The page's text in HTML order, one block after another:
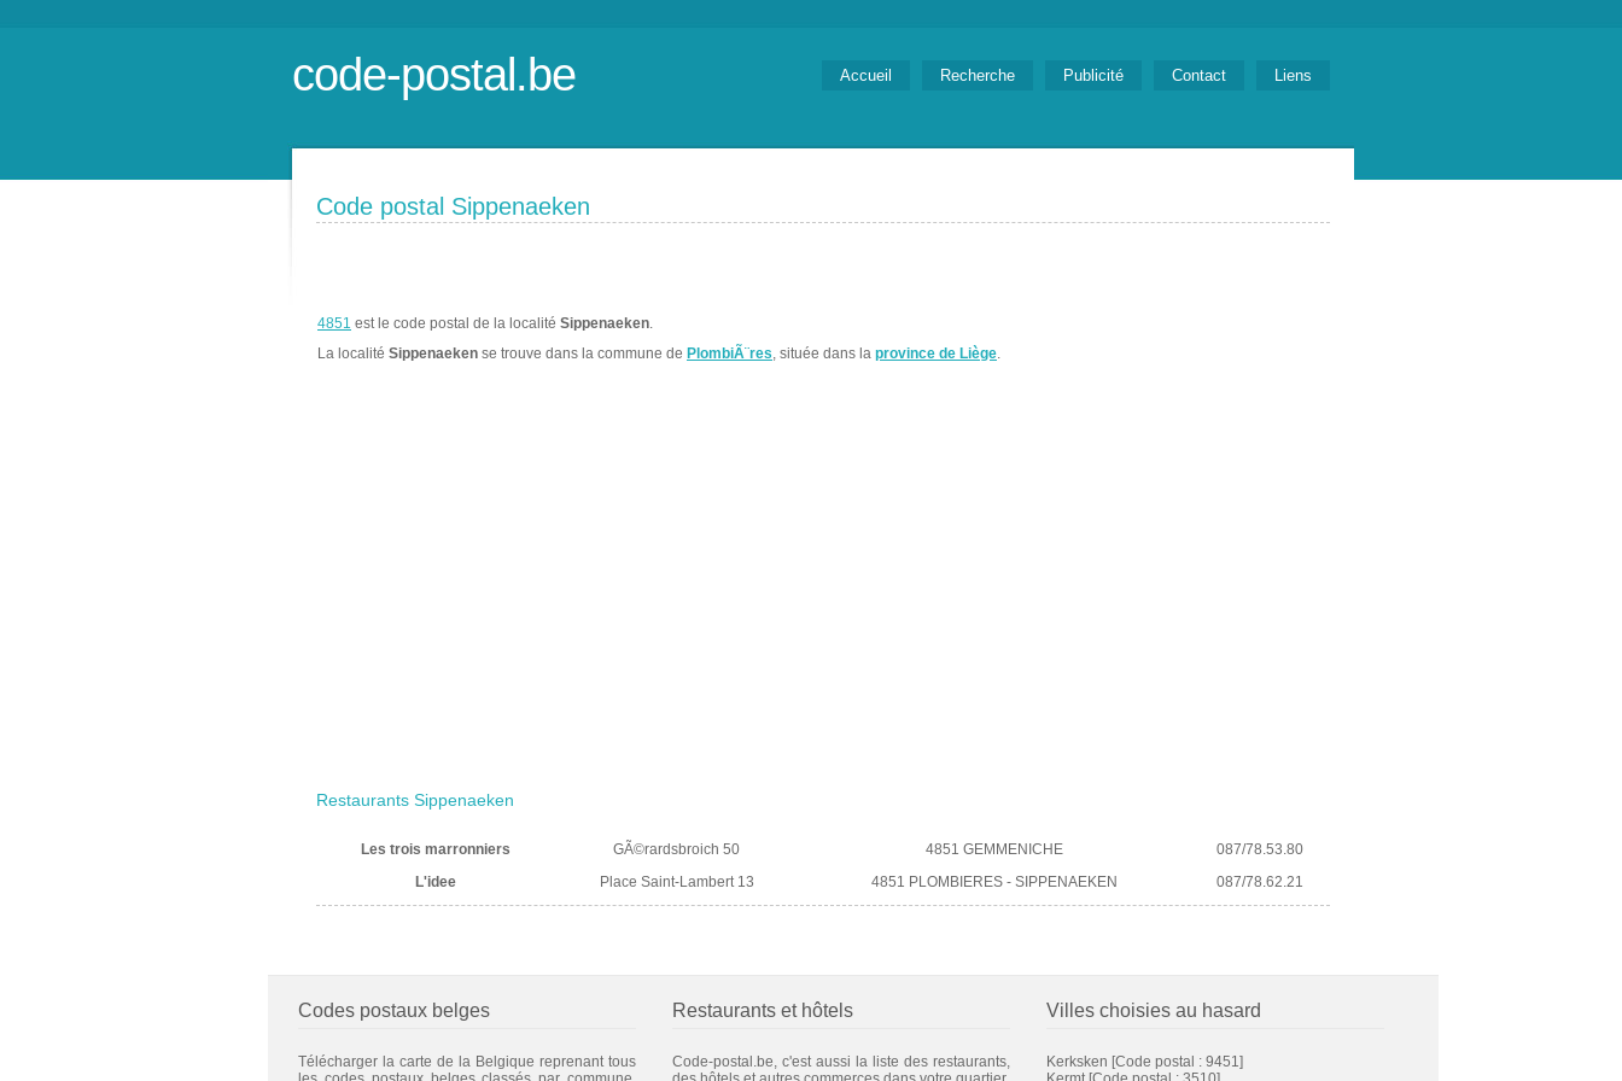
code-postal.be Accueil Recherche Publicité Contact Liens
Code postal Sippenaeken
4851 est le code postal de la localité Sippenaeken.
La localité Sippenaeken se trouve dans la commune de PlombiÃ¨res, située dans la province de Liège.
Restaurants Sippenaeken
Les trois marronniers GÃ©rardsbroich 50 4851 GEMMENICHE
087/78.53.80
L'idee
Place Saint-Lambert 13 4851 PLOMBIERES - SIPPENAEKEN 087/78.62.21
Codes postaux belges
Télécharger la carte de la Belgique reprenant tous
Restaurants et hôtels
Code-postal.be, c'est aussi la liste des restaurants,
Villes choisies au hasard
Kerksken [Code postal : 9451]